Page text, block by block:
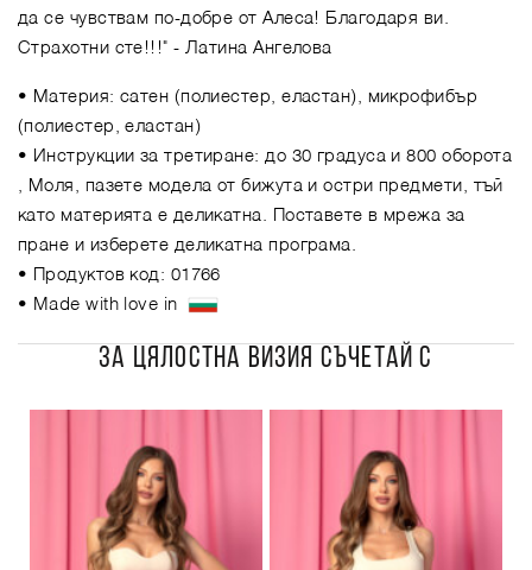
да се чувствам по-добре от Алеса! Благодаря ви.
Страхотни сте!!!" - Латина Ангелова
• Материя: сатен (полиестер, еластан), микрофибър
(полиестер, еластан)
• Инструкции за третиране: до 30 градуса и 800 оборота
, Моля, пазете модела от бижута и остри предмети, тъй
като материята е деликатна. Поставете в мрежа за
пране и изберете деликатна програма.
• Продуктов код: 01766
• Made with love in
ЗА ЦЯЛОСТНА ВИЗИЯ СЪЧЕТАЙ С